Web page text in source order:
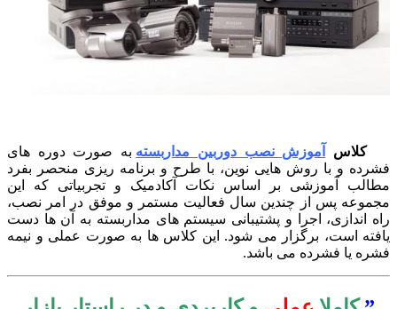
کلاسآموزش نصب دوربین مداربستهبه صورت دوره های
و با روش هایی نوین، با طرح و برنامه ریزی منحصر بفرد
آموزشی بر اساس نکات آکادمیک و تجربیاتی که این
پس از چندین سال فعالیت مستمر و موفق در امر نصب،
اندازی، اجرا و پشتیبانی سیستم های مداربسته به آن ها دست
است، برگزار می شود. این کلاس ها به صورت عملی و نیمه
یا فشرده می باشد.